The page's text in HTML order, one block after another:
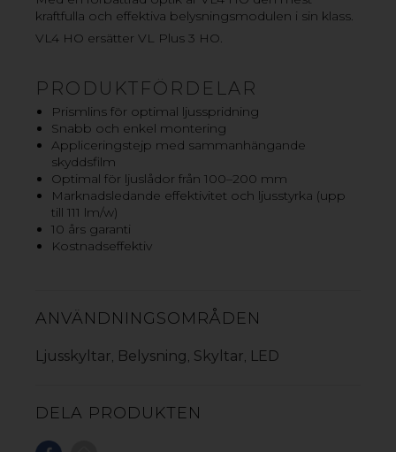
kraftfulla och effektiva belysningsmodulen i sin klass.
VL4 HO ersätter VL Plus 3 HO.
PRODUKTFÖRDELAR
Prismlins för optimal ljusspridning
Snabb och enkel montering
Appliceringstejp med sammanhängande
skyddsfilm
Optimal för ljuslådor från 100–200 mm
Marknadsledande effektivitet och ljusstyrka (upp
till 111 lm/w)
10 års garanti
Kostnadseffektiv
ANVÄNDNINGSOMRÅDEN
Ljusskyltar, Belysning, Skyltar, LED
DELA PRODUKTEN
VL5 NANO
VL5 STANDARD
VL5 HO
VL5 SHO
PRISM 12 MINI
PRISM 12
VL4 HO
SLOANLED PRISM NANO